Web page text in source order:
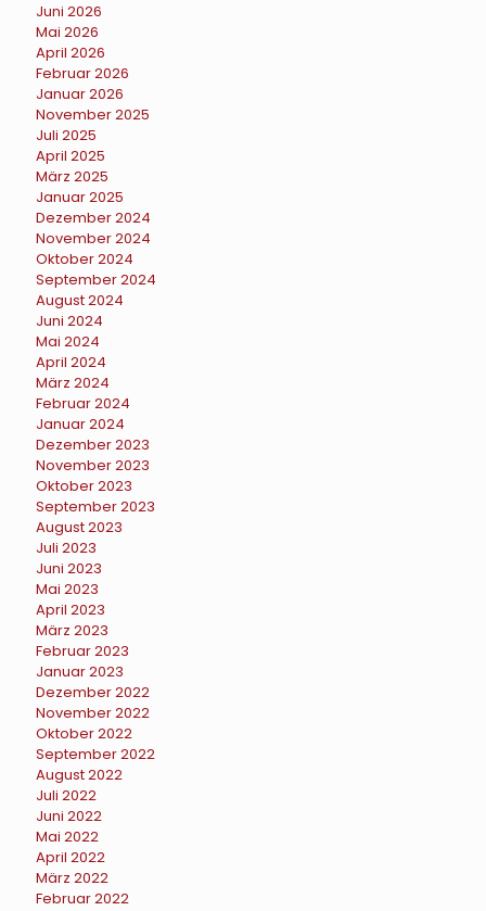
Juni 2026
Mai 2026
April 2026
Februar 2026
Januar 2026
November 2025
Juli 2025
April 2025
März 2025
Januar 2025
Dezember 2024
November 2024
Oktober 2024
September 2024
August 2024
Juni 2024
Mai 2024
April 2024
März 2024
Februar 2024
Januar 2024
Dezember 2023
November 2023
Oktober 2023
September 2023
August 2023
Juli 2023
Juni 2023
Mai 2023
April 2023
März 2023
Februar 2023
Januar 2023
Dezember 2022
November 2022
Oktober 2022
September 2022
August 2022
Juli 2022
Juni 2022
Mai 2022
April 2022
März 2022
Februar 2022